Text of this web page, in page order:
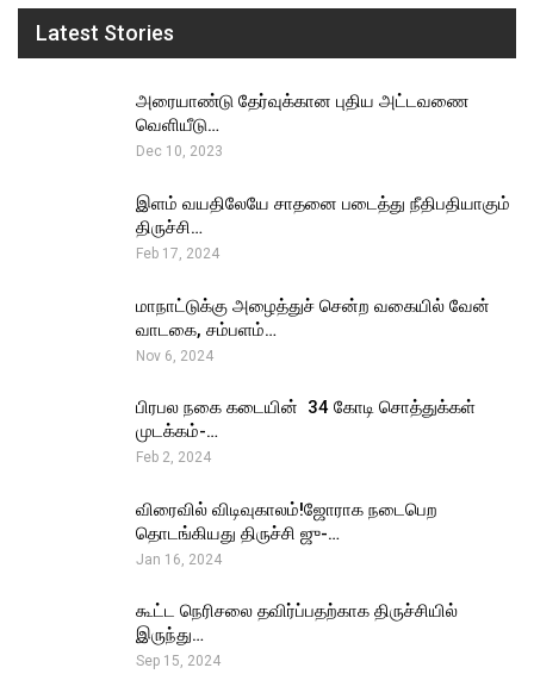
Latest Stories
அரையாண்டு தேர்வுக்கான புதிய அட்டவணை
வெளியீடு…
Dec 10, 2023
இளம் வயதிலேயே சாதனை படைத்து நீதிபதியாகும்
திருச்சி…
Feb 17, 2024
மாநாட்டுக்கு அழைத்துச் சென்ற வகையில் வேன்
வாடகை, சம்பளம்…
Nov 6, 2024
பிரபல நகை கடையின் ₹ 34 கோடி சொத்துக்கள்
முடக்கம்-…
Feb 2, 2024
விரைவில் விடிவுகாலம்!ஜோராக நடைபெற
தொடங்கியது திருச்சி ஜு-…
Jan 16, 2024
கூட்ட நெரிசலை தவிர்ப்பதற்காக திருச்சியில்
இருந்து…
Sep 15, 2024